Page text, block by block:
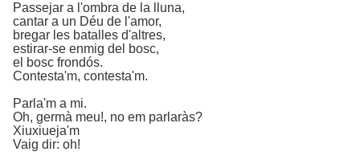
Passejar a l'ombra de la lluna,
cantar a un Déu de l'amor,
bregar les batalles d'altres,
estirar-se enmig del bosc,
el bosc frondós.
Contesta'm, contesta'm.
Parla'm a mi.
Oh, germà meu!, no em parlaràs?
Xiuxiueja'm
Vaig dir: oh!